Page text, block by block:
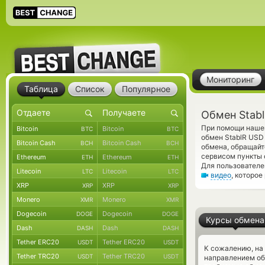
Мониторинг
Обмен
При помощи
обмен StablR
обмена,
сервисом пункты
Для
видео,
Курсы обмена
К сожалению, на
направлением
Таблица Список Популярное
Bitcoin BTC Bitcoin BTC
Bitcoin Cash BCH Bitcoin Cash BCH
Ethereum ETH Ethereum ETH
Litecoin LTC Litecoin LTC
XRP XRP XRP XRP
Monero XMR Monero XMR
Dogecoin DOGE Dogecoin DOGE
Dash DASH Dash DASH
Tether ERC20 USDT Tether ERC20 USDT
Tether TRC20 USDT Tether TRC20 USDT